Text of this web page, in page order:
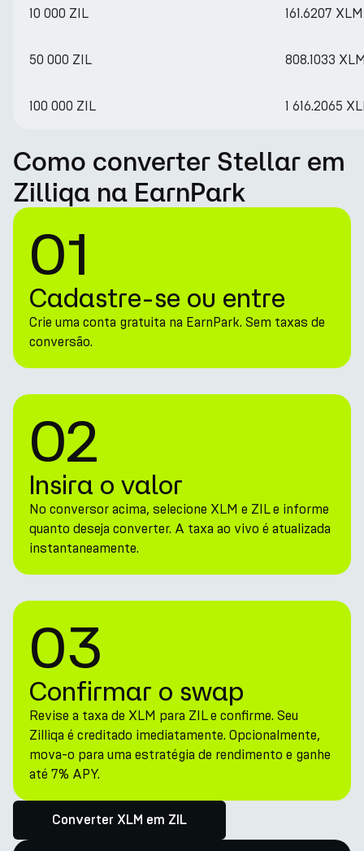
10 000 ZIL 161.6207 XLM
50 000 ZIL 808.1033
100 000 ZIL 1 616.2065
Como converter Stellar em
Zilliqa na EarnPark
01
Cadastre-se ou entre
Crie uma conta gratuita na EarnPark. Sem taxas de
conversão.
02
Insira o valor
No conversor acima, selecione XLM e ZIL e informe
quanto deseja converter. A taxa ao vivo é atualizada
instantaneamente.
03
Confirmar o swap
Revise a taxa de XLM para ZIL e confirme. Seu
Zilliqa é creditado imediatamente. Opcionalmente,
mova-o para uma estratégia de rendimento e ganhe
até 7% APY.
Converter XLM em ZIL